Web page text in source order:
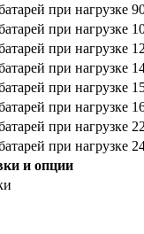
при нагрузке
при нагрузке
при нагрузке
при нагрузке
при нагрузке
при нагрузке
при нагрузке
при нагрузке
и опции